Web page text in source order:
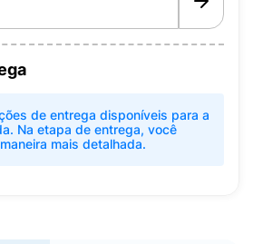
de entrega disponíveis para a
Na etapa de entrega, você
mais detalhada.